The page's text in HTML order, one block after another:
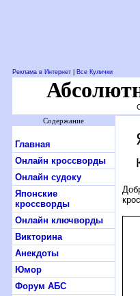
Реклама в Интернет Все Кулички
Содержание
Главная
Онлайн кроссворды
Онлайн судоку
Японские
кроссворды
Онлайн ключворды
Викторина
Анекдоты
Юмор
Форум АБС